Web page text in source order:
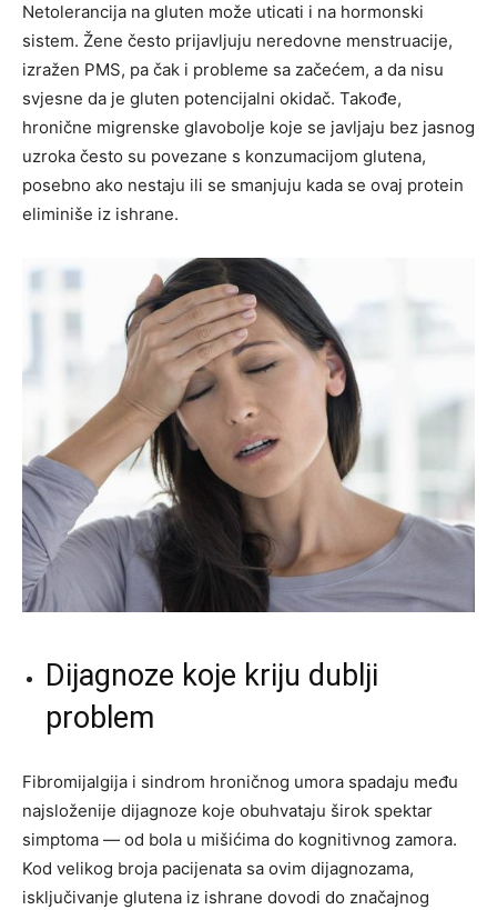
Netolerancija na gluten može uticati i na hormonski
sistem. Žene često prijavljuju neredovne menstruacije,
izražen PMS, pa čak i probleme sa začećem, a da nisu
svjesne da je gluten potencijalni okidač. Takođe,
hronične migrenske glavobolje koje se javljaju bez jasnog
uzroka često su povezane s konzumacijom glutena,
posebno ako nestaju ili se smanjuju kada se ovaj protein
eliminiše iz ishrane.
Dijagnoze koje kriju dublji
problem
Fibromijalgija i sindrom hroničnog umora spadaju među
najsloženije dijagnoze koje obuhvataju širok spektar
simptoma — od bola u mišićima do kognitivnog zamora.
Kod velikog broja pacijenata sa ovim dijagnozama,
isključivanje glutena iz ishrane dovodi do značajnog